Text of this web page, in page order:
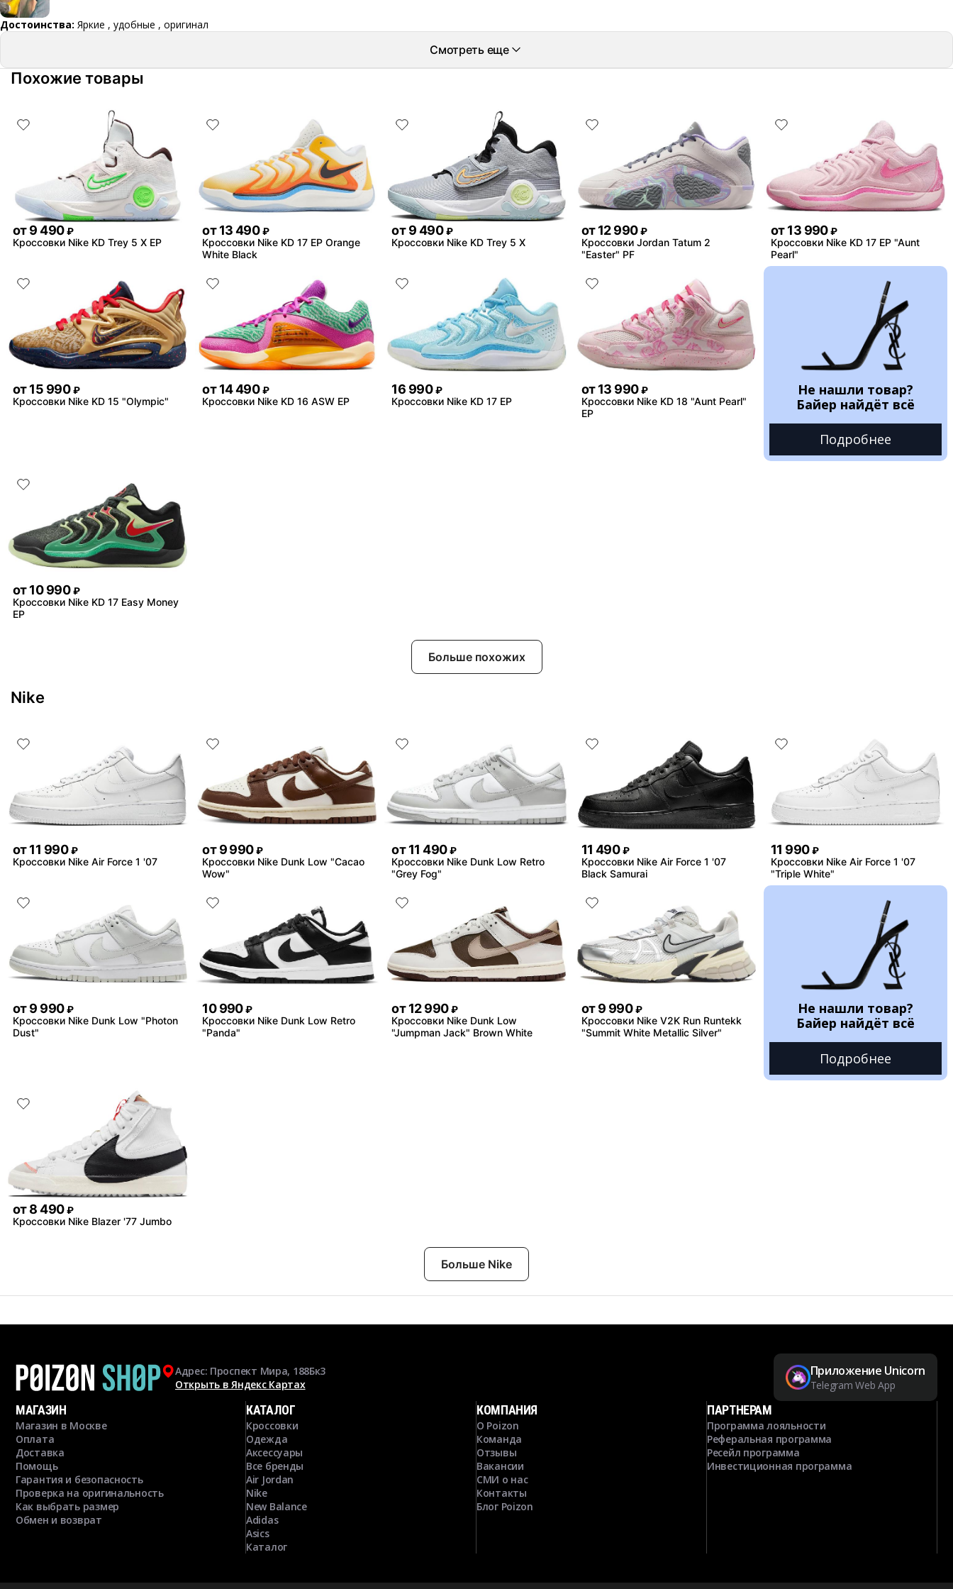
Достоинства: Яркие , удобные , оригинал
Смотреть еще
Похожие товары
от9 490 ₽
Кроссовки Nike KD Trey 5 X EP
от 13 490 ₽
Кроссовки Nike KD 17 EP Orange
White Black
от 9 490 ₽
Кроссовки Nike KD Trey 5 X
от 12 990 ₽
Кроссовки Jordan Tatum 2
"Easter" PF
от 13 990 ₽
Кроссовки Nike KD 17 EP "Aunt
Pearl"
от15 990 ₽
Кроссовки Nike KD 15 "Olympic"
от 14 490 ₽
Кроссовки Nike KD 16 ASW EP
16 990 ₽
Кроссовки Nike KD 17 EP
от 13 990 ₽
Кроссовки Nike KD 18 "Aunt Pearl"
EP
Не нашли товар?
Байер найдёт всё
Подробнее
от10 990 ₽
Кроссовки Nike KD 17 Easy Money
EP
Больше похожих
Nike
от11 990 ₽
Кроссовки Nike Air Force 1 '07
от 9 990 ₽
Кроссовки Nike Dunk Low "Cacao
Wow"
от 11 490 ₽
Кроссовки Nike Dunk Low Retro
"Grey Fog"
11 490 ₽
Кроссовки Nike Air Force 1 '07
Black Samurai
11 990 ₽
Кроссовки Nike Air Force 1 '07
"Triple White"
от9 990 ₽
Кроссовки Nike Dunk Low "Photon
Dust"
10 990 ₽
Кроссовки Nike Dunk Low Retro
"Panda"
от 12 990 ₽
Кроссовки Nike Dunk Low
"Jumpman Jack" Brown White
от 9 990 ₽
Кроссовки Nike V2K Run Runtekk
"Summit White Metallic Silver"
Не нашли товар?
Байер найдёт всё
Подробнее
от8 490 ₽
Кроссовки Nike Blazer '77 Jumbo
Больше Nike
Адрес: Проспект Мира, 188Бк3
Открыть в Яндекс Картах
Приложение Unicorn
Telegram Web App
МАГАЗИН
Магазин в Москве
Оплата
Доставка
Помощь
Гарантия и безопасность
Проверка на оригинальность
Как выбрать размер
Обмен и возврат
КАТАЛОГ
Кроссовки
Одежда
Аксессуары
Все бренды
Air Jordan
Nike
New Balance
Adidas
Asics
Каталог
КОМПАНИЯ
О Poizon
Команда
Отзывы
Вакансии
СМИ о нас
Контакты
Блог Poizon
ПАРТНЕРАМ
Программа лояльности
Реферальная программа
Ресейл программа
Инвестиционная программа